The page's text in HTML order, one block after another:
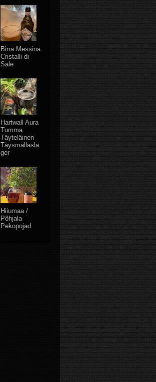
Birra Messina
Cristalli di
Sale
Hartwall Aura
Tumma
Täyteläinen
Täysmallasla
ger
Hiiumaa /
Põhjala
Pekopojad